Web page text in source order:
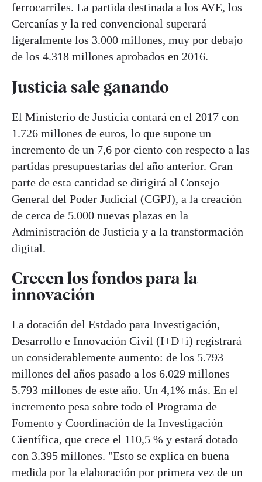
ferrocarriles. La partida destinada a los AVE, los
Cercanías y la red convencional superará
ligeralmente los 3.000 millones, muy por debajo
de los 4.318 millones aprobados en 2016.
Justicia sale ganando
El Ministerio de Justicia contará en el 2017 con
1.726 millones de euros, lo que supone un
incremento de un 7,6 por ciento con respecto a las
partidas presupuestarias del año anterior. Gran
parte de esta cantidad se dirigirá al Consejo
General del Poder Judicial (CGPJ), a la creación
de cerca de 5.000 nuevas plazas en la
Administración de Justicia y a la transformación
digital.
Crecen los fondos para la
innovación
La dotación del Estdado para Investigación,
Desarrollo e Innovación Civil (I+D+i) registrará
un considerablemente aumento: de los 5.793
millones del años pasado a los 6.029 millones
5.793 millones de este año. Un 4,1% más. En el
incremento pesa sobre todo el Programa de
Fomento y Coordinación de la Investigación
Científica, que crece el 110,5 % y estará dotado
con 3.395 millones. "Esto se explica en buena
medida por la elaboración por primera vez de un